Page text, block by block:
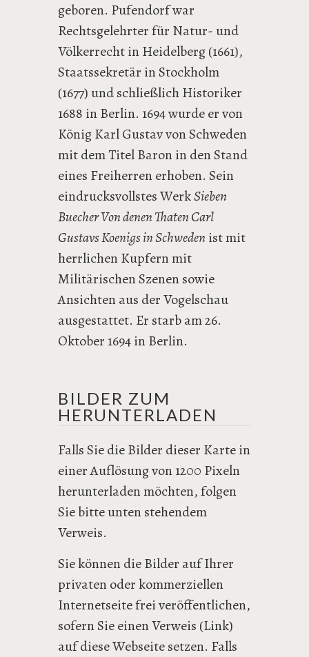
geboren. Pufendorf war
Rechtsgelehrter für Natur- und
Völkerrecht in Heidelberg (1661),
Staatssekretär in Stockholm
(1677) und schließlich Historiker
1688 in Berlin. 1694 wurde er von
König Karl Gustav von Schweden
mit dem Titel Baron in den Stand
eines Freiherren erhoben. Sein
eindrucksvollstes WerkSieben
Buecher Von denen Thaten Carl
Gustavs Koenigs in Schweden ist mit
herrlichen Kupfern mit
Militärischen Szenen sowie
Ansichten aus der Vogelschau
ausgestattet. Er starb am 26.
Oktober 1694 in Berlin.
BILDER ZUM
HERUNTERLADEN
Falls Sie die Bilder dieser Karte in
einer Auflösung von 1200 Pixeln
herunterladen möchten, folgen
Sie bitte unten stehendem
Verweis.
Sie können die Bilder auf Ihrer
privaten oder kommerziellen
Internetseite frei veröffentlichen,
sofern Sie einen Verweis (Link)
auf diese Webseite setzen. Falls